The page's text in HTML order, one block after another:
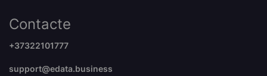
Contacte
+37322101777
support@edata.business